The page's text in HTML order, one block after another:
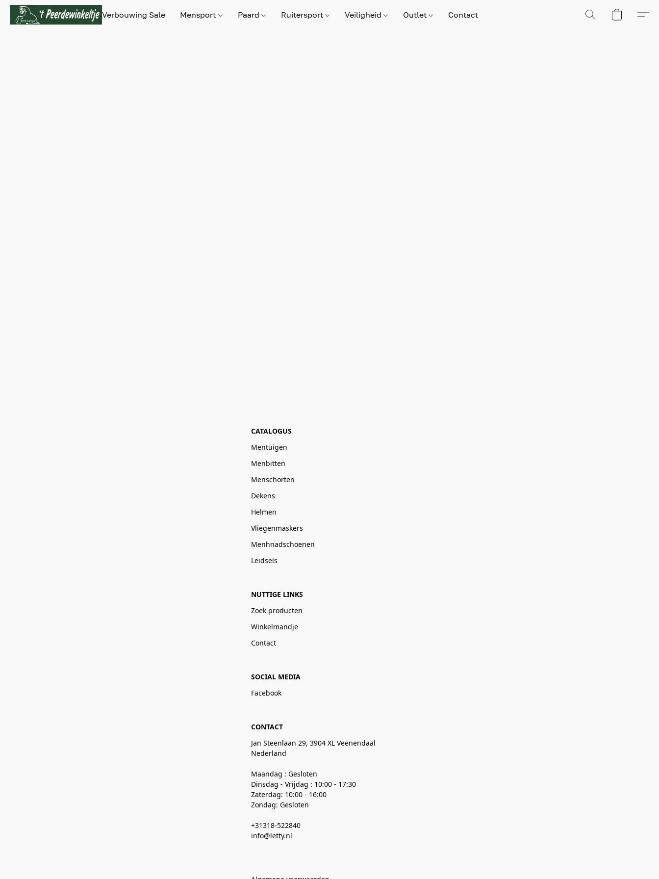
Verbouwing Sale Mensport Paard Ruitersport Veiligheid Outlet Contact
CATALOGUS
Mentuigen
Menbitten
Menschorten
Dekens
Helmen
Vliegenmaskers
Menhnadschoenen
Leidsels
NUTTIGE LINKS
Zoek producten
Winkelmandje
Contact
SOCIAL MEDIA
Facebook
CONTACT
Jan Steenlaan 29, 3904 XL Veenendaal
Nederland
Maandag : Gesloten
Dinsdag - Vrijdag : 10:00 - 17:30
Zaterdag: 10:00 - 16:00
Zondag: Gesloten
+31318-522840
info@letty.nl